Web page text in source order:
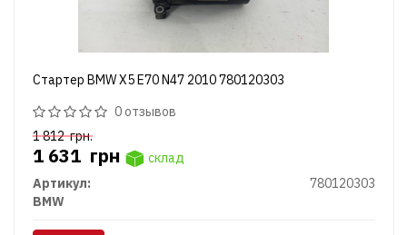
Стартер BMW X5 E70 N47 2010 780120303
0 отзывов
1 812грн.
1 631 грн
склад
Артикул:
780120303
BMW